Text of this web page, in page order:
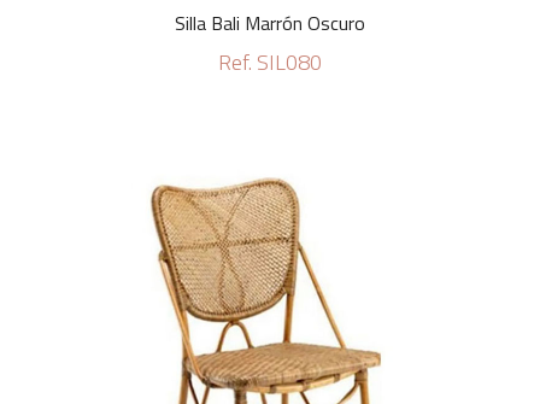
Silla Bali Marrón Oscuro
Ref. SIL080